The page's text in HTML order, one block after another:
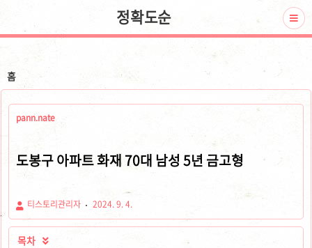
정확도순
홈
pann.nate
도봉구 아파트 화재 70대 남성 5년 금고형
티스토리관리자 2024. 9. 4.
목차 